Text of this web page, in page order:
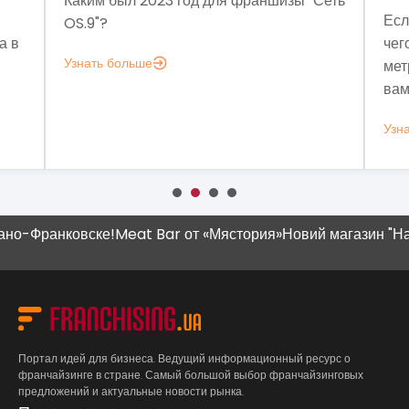
Если задумались над вопросом «А для
метрик, которые помогут понять, зачем
Meat Bar от «Мястория»Новий магазин "Наш
Портал идей для бизнеса. Ведущий информационный ресурс о
франчайзинге в стране. Самый большой выбор франчайзинговых
предложений и актуальные новости рынка.